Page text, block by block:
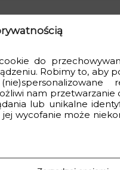
do
Robimy to, aby
nam przetwarzanie
lub unikalne
wycofanie może
charakteru.
że Twoje